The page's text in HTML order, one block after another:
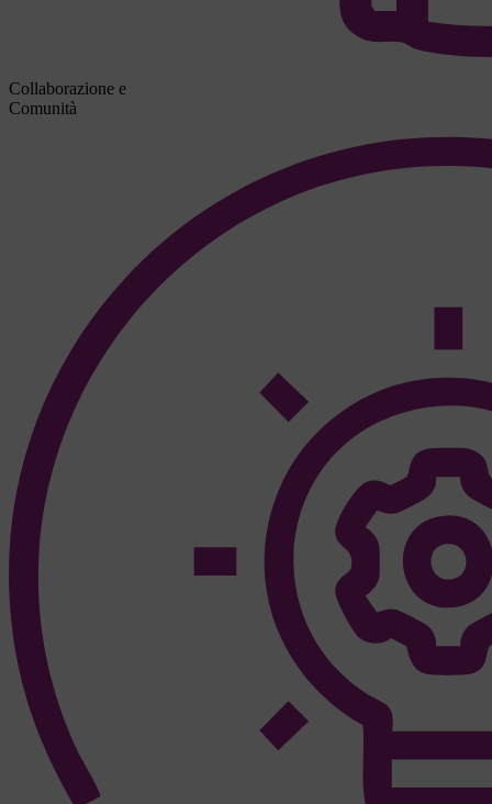
Collaborazione e
Comunità